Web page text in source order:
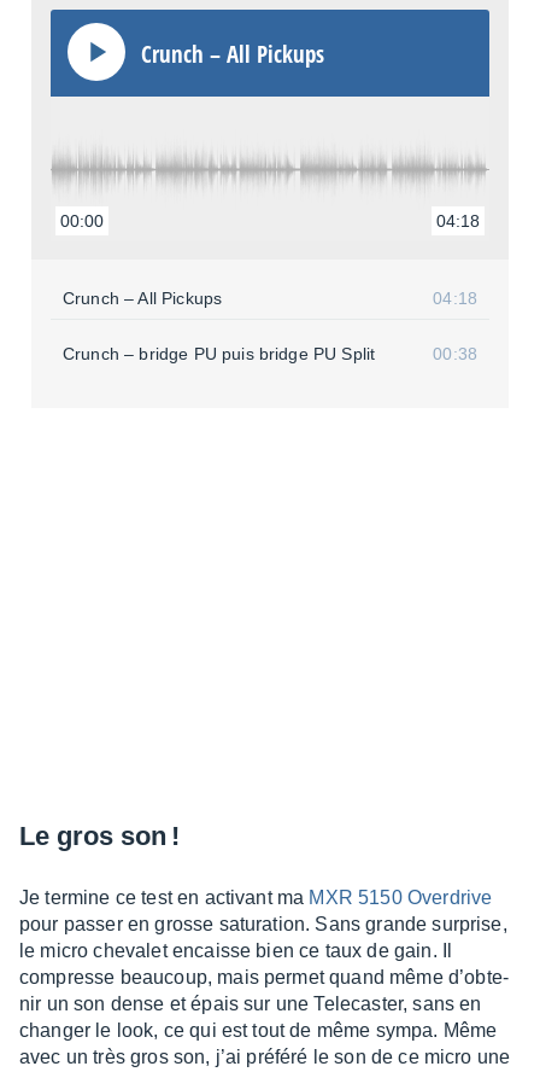
Crunch – All Pickups
00:00 04:18
Crunch – All Pickups 04:18
Crunch – bridge PU puis bridge PU Split 00:38
Le gros son !
Je termine ce test en acti­vant ma MXR 5150 Over­drive
pour passer en grosse satu­ra­tion. Sans grande surprise,
le micro cheva­let encaisse bien ce taux de gain. Il
compresse beau­coup, mais permet quand même d’ob­te­
nir un son dense et épais sur une Tele­cas­ter, sans en
chan­ger le look, ce qui est tout de même sympa. Même
avec un très gros son, j’ai préféré le son de ce micro une